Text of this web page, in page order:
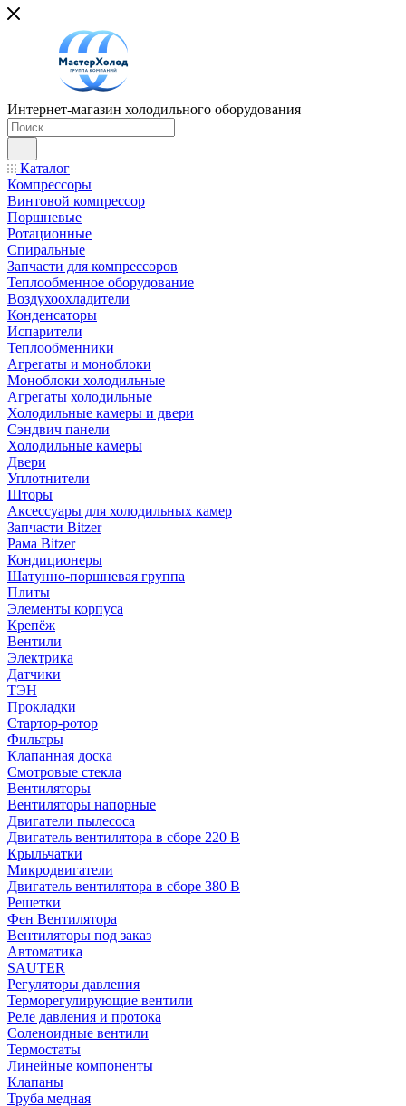
Интернет-магазин холодильного оборудования
Каталог
Компрессоры
Винтовой компрессор
Поршневые
Ротационные
Спиральные
Запчасти для компрессоров
Теплообменное оборудование
Воздухоохладители
Конденсаторы
Испарители
Теплообменники
Агрегаты и моноблоки
Моноблоки холодильные
Агрегаты холодильные
Холодильные камеры и двери
Сэндвич панели
Холодильные камеры
Двери
Уплотнители
Шторы
Аксессуары для холодильных камер
Запчасти Bitzer
Рама Bitzer
Кондиционеры
Шатунно-поршневая группа
Плиты
Элементы корпуса
Крепёж
Вентили
Электрика
Датчики
ТЭН
Прокладки
Стартор-ротор
Фильтры
Клапанная доска
Смотровые стекла
Вентиляторы
Вентиляторы напорные
Двигатели пылесоса
Двигатель вентилятора в сборе 220 В
Крыльчатки
Микродвигатели
Двигатель вентилятора в сборе 380 В
Решетки
Фен Вентилятора
Вентиляторы под заказ
Автоматика
SAUTER
Регуляторы давления
Терморегулирующие вентили
Реле давления и протока
Соленоидные вентили
Термостаты
Линейные компоненты
Клапаны
Труба медная